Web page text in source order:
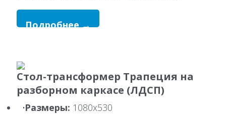
Подробнее →
Стол-трансформер Трапеция на
разборном каркасе (ЛДСП)
Размеры: 1080х530